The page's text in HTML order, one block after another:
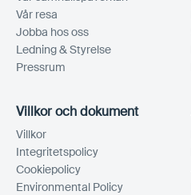
Vår resa
Jobba hos oss
Ledning & Styrelse
Pressrum
Villkor och dokument
Villkor
Integritetspolicy
Cookiepolicy
Environmental Policy